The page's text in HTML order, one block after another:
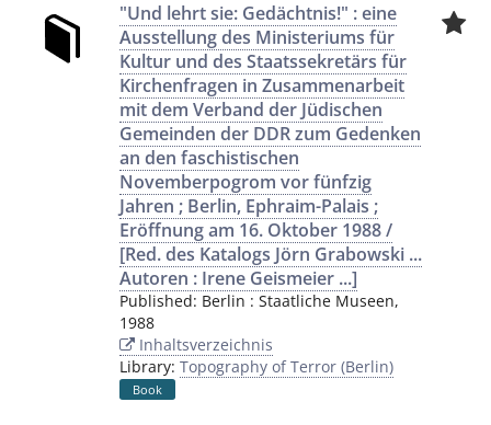
"Und lehrt sie: Gedächtnis!" : eine
Ausstellung des Ministeriums für
Kultur und des Staatssekretärs für
Kirchenfragen in Zusammenarbeit
mit dem Verband der Jüdischen
Gemeinden der DDR zum Gedenken
an den faschistischen
Novemberpogrom vor fünfzig
Jahren ; Berlin, Ephraim-Palais ;
Eröffnung am 16. Oktober 1988 /
[Red. des Katalogs Jörn Grabowski ...
Autoren : Irene Geismeier ...]
Published: Berlin : Staatliche Museen,
1988
Inhaltsverzeichnis
Library: Topography of Terror (Berlin)
Book